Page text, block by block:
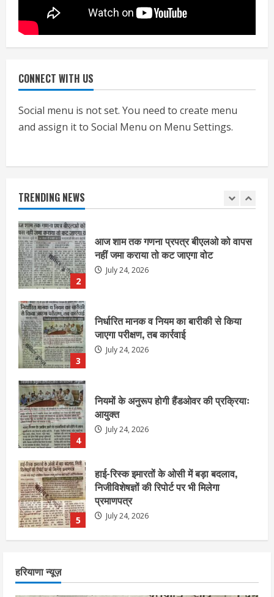
CONNECT WITH US
Social menu is not set. You need to create menu
and assign it to Social Menu on Menu Settings.
TRENDING NEWS
निजीविशेषज्ञों की रिपोर्ट पर भी मिलेगा
July 24, 2026
1
एचईआरसी के अध्यक्ष नंद लाल का निधन
2
3
निर्धारित मानक व नियम का बारीकी से किया
जाएगा परीक्षण, तब कार्रवाई
July 24, 2026
4
नियमों के अनुरूप होगी हैंडओवर की प्रक्रियाः
आयुक्त
July 24, 2026
5
हाई-रिस्क इमारतों के ओसी में बड़ा बदलाव,
निजीविशेषज्ञों की रिपोर्ट पर भी मिलेगा
प्रमाणपत्र
July 24, 2026
1
एचईआरसी के अध्यक्ष नंद लाल का निधन
July 24, 2026
हरियाणा न्यूज़